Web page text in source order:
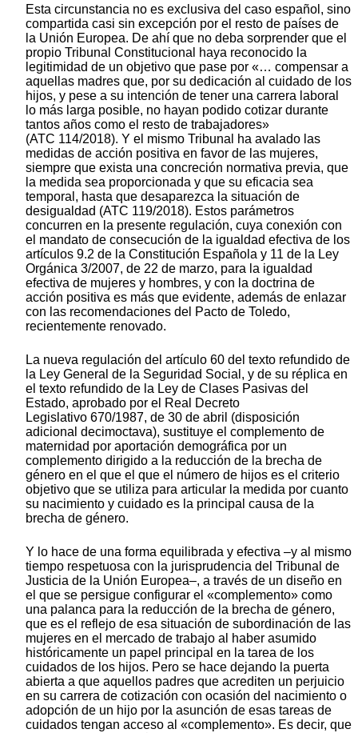
Esta circunstancia no es exclusiva del caso español, sino
compartida casi sin excepción por el resto de países de
la Unión Europea. De ahí que no deba sorprender que el
propio Tribunal Constitucional haya reconocido la
legitimidad de un objetivo que pase por «… compensar a
aquellas madres que, por su dedicación al cuidado de los
hijos, y pese a su intención de tener una carrera laboral
lo más larga posible, no hayan podido cotizar durante
tantos años como el resto de trabajadores»
(ATC 114/2018). Y el mismo Tribunal ha avalado las
medidas de acción positiva en favor de las mujeres,
siempre que exista una concreción normativa previa, que
la medida sea proporcionada y que su eficacia sea
temporal, hasta que desaparezca la situación de
desigualdad (ATC 119/2018). Estos parámetros
concurren en la presente regulación, cuya conexión con
el mandato de consecución de la igualdad efectiva de los
artículos 9.2 de la Constitución Española y 11 de la Ley
Orgánica 3/2007, de 22 de marzo, para la igualdad
efectiva de mujeres y hombres, y con la doctrina de
acción positiva es más que evidente, además de enlazar
con las recomendaciones del Pacto de Toledo,
recientemente renovado.
La nueva regulación del artículo 60 del texto refundido de
la Ley General de la Seguridad Social, y de su réplica en
el texto refundido de la Ley de Clases Pasivas del
Estado, aprobado por el Real Decreto
Legislativo 670/1987, de 30 de abril (disposición
adicional decimoctava), sustituye el complemento de
maternidad por aportación demográfica por un
complemento dirigido a la reducción de la brecha de
género en el que el que el número de hijos es el criterio
objetivo que se utiliza para articular la medida por cuanto
su nacimiento y cuidado es la principal causa de la
brecha de género.
Y lo hace de una forma equilibrada y efectiva –y al mismo
tiempo respetuosa con la jurisprudencia del Tribunal de
Justicia de la Unión Europea–, a través de un diseño en
el que se persigue configurar el «complemento» como
una palanca para la reducción de la brecha de género,
que es el reflejo de esa situación de subordinación de las
mujeres en el mercado de trabajo al haber asumido
históricamente un papel principal en la tarea de los
cuidados de los hijos. Pero se hace dejando la puerta
abierta a que aquellos padres que acrediten un perjuicio
en su carrera de cotización con ocasión del nacimiento o
adopción de un hijo por la asunción de esas tareas de
cuidados tengan acceso al «complemento». Es decir, que